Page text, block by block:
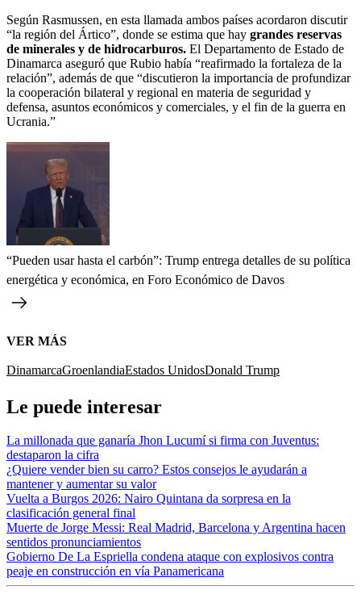
Según Rasmussen, en esta llamada ambos países acordaron discutir
“la región del Ártico”, donde se estima que hay grandes reservas
de minerales y de hidrocarburos. El Departamento de Estado de
Dinamarca aseguró que Rubio había “reafirmado la fortaleza de la
relación”, además de que “discutieron la importancia de profundizar
la cooperación bilateral y regional en materia de seguridad y
defensa, asuntos económicos y comerciales, y el fin de la guerra en
Ucrania.”
“Pueden usar hasta el carbón”: Trump entrega detalles de su política
energética y económica, en Foro Económico de Davos
VER MÁS
DinamarcaGroenlandiaEstados UnidosDonald Trump
Le puede interesar
La millonada que ganaría Jhon Lucumí si firma con Juventus:
destaparon la cifra
¿Quiere vender bien su carro? Estos consejos le ayudarán a
mantener y aumentar su valor
Vuelta a Burgos 2026: Nairo Quintana da sorpresa en la
clasificación general final
Muerte de Jorge Messi: Real Madrid, Barcelona y Argentina hacen
sentidos pronunciamientos
Gobierno De La Espriella condena ataque con explosivos contra
peaje en construcción en vía Panamericana